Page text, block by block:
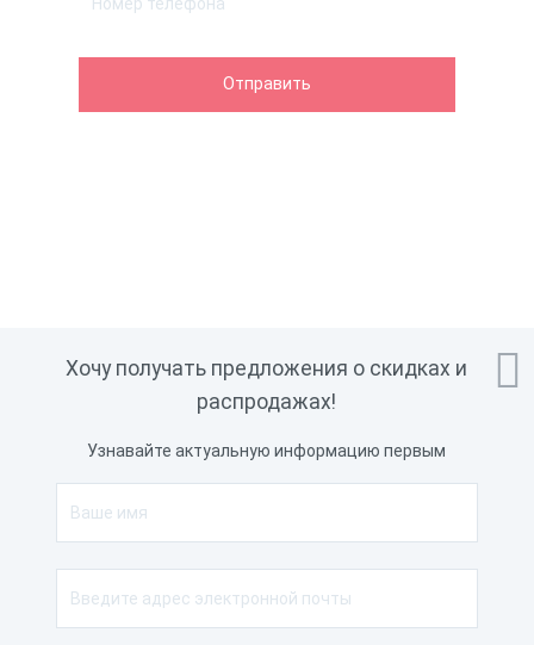

Хочу получать предложения о скидках и
распродажах!
Узнавайте актуальную информацию первым